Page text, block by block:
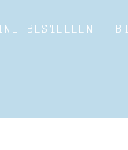
BESTELLEN